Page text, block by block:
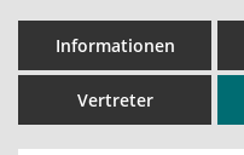
Informationen
Vertreter